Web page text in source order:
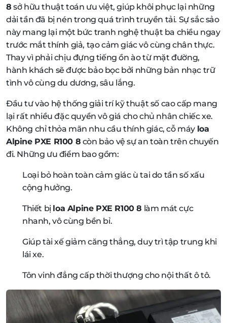
8 sở hữu thuật toán ưu việt, giúp khôi phục lại những
dải tần đã bị nén trong quá trình truyền tải. Sự sắc sảo
này mang lại một bức tranh nghệ thuật ba chiều ngay
trước mắt thính giả, tạo cảm giác vô cùng chân thực.
Thay vì phải chịu đựng tiếng ồn ào từ mặt đường,
hành khách sẽ được bảo bọc bởi những bản nhạc trữ
tình vô cùng du dương, sâu lắng.
Đầu tư vào hệ thống giải trí kỹ thuật số cao cấp mang
lại rất nhiều đặc quyền vô giá cho chủ nhân chiếc xe.
Không chỉ thỏa mãn nhu cầu thính giác, cỗ máy loa
Alpine PXE R100 8 còn bảo vệ sự an toàn trên chuyến
đi. Những ưu điểm bao gồm:
Loại bỏ hoàn toàn cảm giác ù tai do tần số xấu
cộng hưởng.
Thiết bị loa Alpine PXE R100 8 làm mát cực
nhanh, vô cùng bền bỉ.
Giúp tài xế giảm căng thẳng, duy trì tập trung khi
lái xe.
Tôn vinh đẳng cấp thời thượng cho nội thất ô tô.